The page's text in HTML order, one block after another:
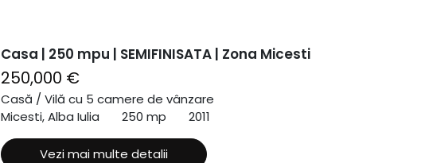
Casa | 250 mpu | SEMIFINISATA | Zona Micesti
250,000 €
Casă / Vilă cu 5 camere de vânzare
Micesti, Alba Iulia
250 mp 2011
Vezi mai multe detalii